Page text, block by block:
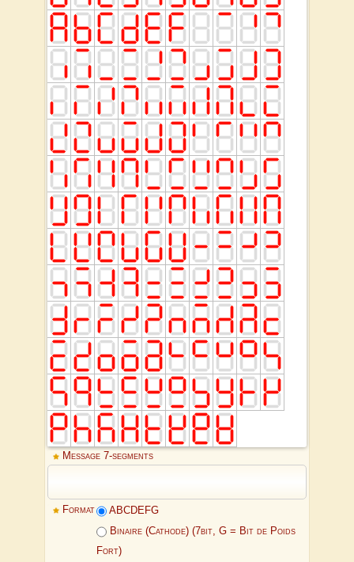
Message 7-segments
Format
ABCDEFG
Binaire (Cathode) (7bit, G = Bit de Poids
Fort)